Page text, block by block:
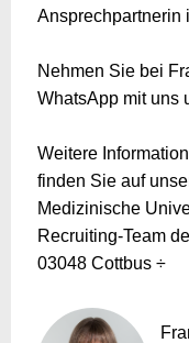
Ansprechpartnerin
Nehmen Sie bei
WhatsApp mit uns
Weitere
finden Sie auf
Medizinische
Recruiting-Team
03048 Cottbus ÷